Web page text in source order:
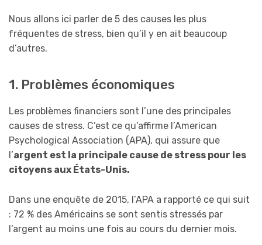
Nous allons ici parler de 5 des causes les plus
fréquentes de stress, bien qu’il y en ait beaucoup
d’autres.
1. Problèmes économiques
Les problèmes financiers sont l’une des principales
causes de stress. C’est ce qu’affirme l’American
Psychological Association (APA), qui assure que
l’argent est la principale cause de stress pour les
citoyens aux États-Unis.
Dans une enquête de 2015, l’APA a rapporté ce qui suit
: 72 % des Américains se sont sentis stressés par
l’argent au moins une fois au cours du dernier mois.